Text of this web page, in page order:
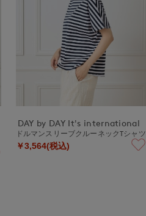
DAY by DAY It's international
ドルマンスリーブクルーネックTシャツ
￥3,564(税込)